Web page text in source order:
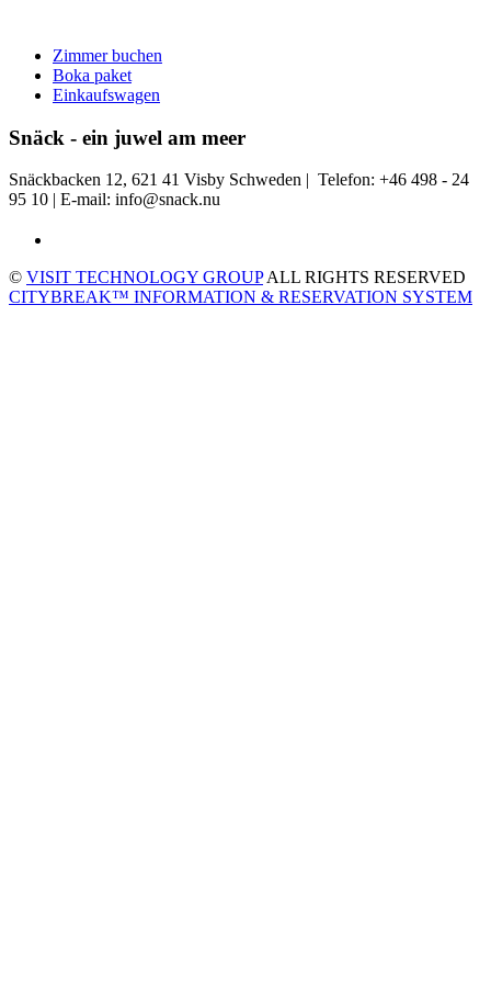
Zimmer buchen
Boka paket
Einkaufswagen
Snäck - ein juwel am meer
Snäckbacken 12, 621 41 Visby Schweden | Telefon: +46 498 - 24
95 10 | E-mail: info@snack.nu
© VISIT TECHNOLOGY GROUPALL RIGHTS RESERVED
CITYBREAK™ INFORMATION & RESERVATION SYSTEM